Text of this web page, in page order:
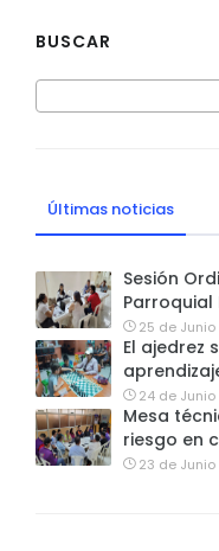
BUSCAR
Últimas noticias
Sesión
Parroquial
25 de
El ajedrez
24 de
Mesa
riesgo en
23 de